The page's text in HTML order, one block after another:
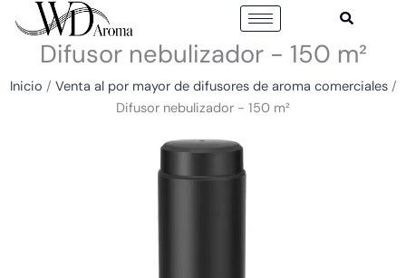
contenidoDifusor nebulizador - 150 m²
Inicio / Venta al por mayor de difusores de aroma comerciales/
Difusor nebulizador - 150 m²